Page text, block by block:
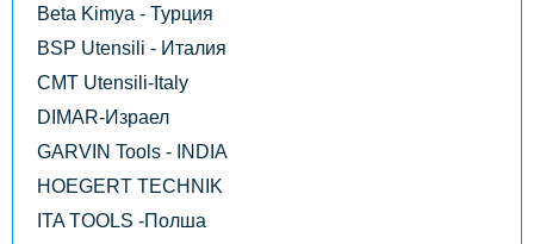
Beta Kimya - Турция
BSP Utensili - Италия
CMT Utensili-Italy
DIMAR-Израел
GARVIN Tools - INDIA
HOEGERT TECHNIK
ITA TOOLS -Полша